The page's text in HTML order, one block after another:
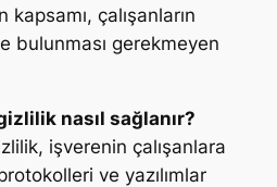
kapsamı, çalışanların
bulunması gerekmeyen
nasıl sağlanır?
işverenin çalışanlara
ve yazılımlar